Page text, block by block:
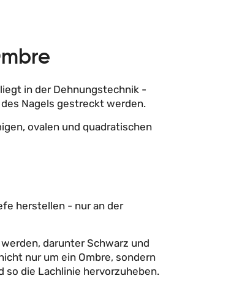
in der Dehnungstechnik -
Nagels gestreckt werden.
ovalen und quadratischen
herstellen - nur an der
darunter Schwarz und
nur um ein Ombre, sondern
so die Lachlinie hervorzuheben.